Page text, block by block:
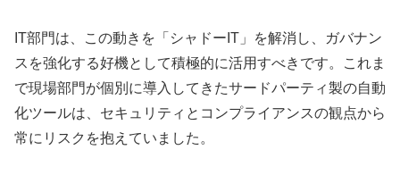
IT部門は、この動きを「シャドーIT」を解消し、ガバナン
スを強化する好機として積極的に活用すべきです。これま
で現場部門が個別に導入してきたサードパーティ製の自動
化ツールは、セキュリティとコンプライアンスの観点から
常にリスクを抱えていました。